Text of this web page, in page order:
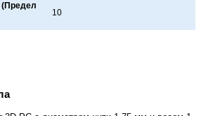
(Предел
10